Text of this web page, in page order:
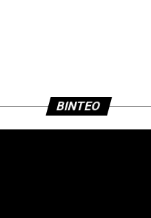
BINTEO